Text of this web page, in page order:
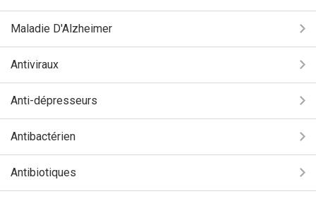
Maladie D'Alzheimer
Antiviraux
Anti-dépresseurs
Antibactérien
Antibiotiques